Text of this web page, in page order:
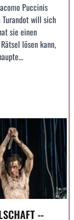
Puccinis
Turandot will sich
sie einen
lösen kann,
--